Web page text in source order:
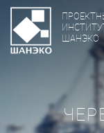
ШАНЭКО